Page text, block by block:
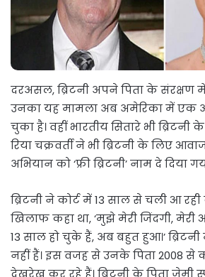
दरअसल, ब्रिटनी अपने पिता के संरक्षण में
उनका यह मामला अब अमेरिका में एक
चुका है। वहीं भारतीय सितारे भी
रिया चक्रवर्ती ने भी ब्रिटनी के लिए
अभियान को ‘फ्री ब्रिटनी’ नाम दे दिया
ब्रिटनी ने कोर्ट में 13 साल से चली आ
खिलाफ कहा था, ‘मुझे मेरी जिंदगी, मेरी
13 साल हो चुके हैं, अब बहुत हुआ।’
नहीं हैं। इस वजह से उनके पिता 2008 से
देखरेख कर रहे हैं। ब्रिटनी के पिता जेमी